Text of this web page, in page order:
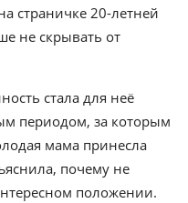
страничке 20-летней
не скрывать от
стала для неё
периодом, за которым
мама принесла
почему не
положении.